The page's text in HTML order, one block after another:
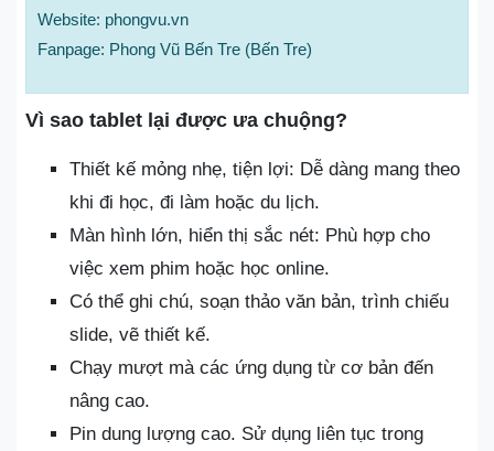
Website: phongvu.vn
Fanpage: Phong Vũ Bến Tre (Bến Tre)
Vì sao tablet lại được ưa chuộng?
Thiết kế mỏng nhẹ, tiện lợi: Dễ dàng mang theo
khi đi học, đi làm hoặc du lịch.
Màn hình lớn, hiển thị sắc nét: Phù hợp cho
việc xem phim hoặc học online.
Có thể ghi chú, soạn thảo văn bản, trình chiếu
slide, vẽ thiết kế.
Chạy mượt mà các ứng dụng từ cơ bản đến
nâng cao.
Pin dung lượng cao. Sử dụng liên tục trong